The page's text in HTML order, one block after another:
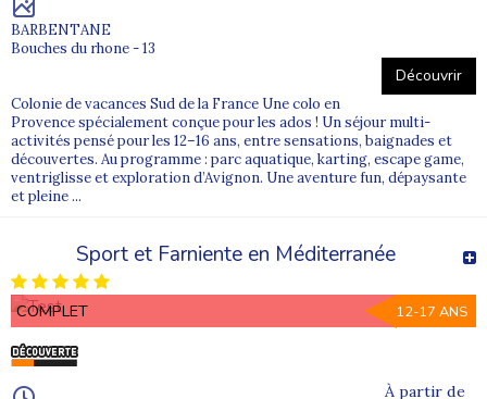
BARBENTANE
Bouches du rhone - 13
Découvrir
Colonie de vacances Sud de la France Une colo en
Provence spécialement conçue pour les ados ! Un séjour multi-
activités pensé pour les 12–16 ans, entre sensations, baignades et
découvertes. Au programme : parc aquatique, karting, escape game,
ventriglisse et exploration d’Avignon. Une aventure fun, dépaysante
et pleine ...
Sport et Farniente en Méditerranée
COMPLET 12-17 ANS
À partir de